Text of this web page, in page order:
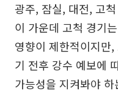
광주, 잠실, 대전, 고
이 가운데 고척 경기
영향이 제한적이지만,
기 전후 강수 예보에
가능성을 지켜봐야